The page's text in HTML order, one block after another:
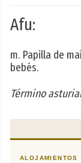
Afu:
m. Papilla de
bebés.
Término